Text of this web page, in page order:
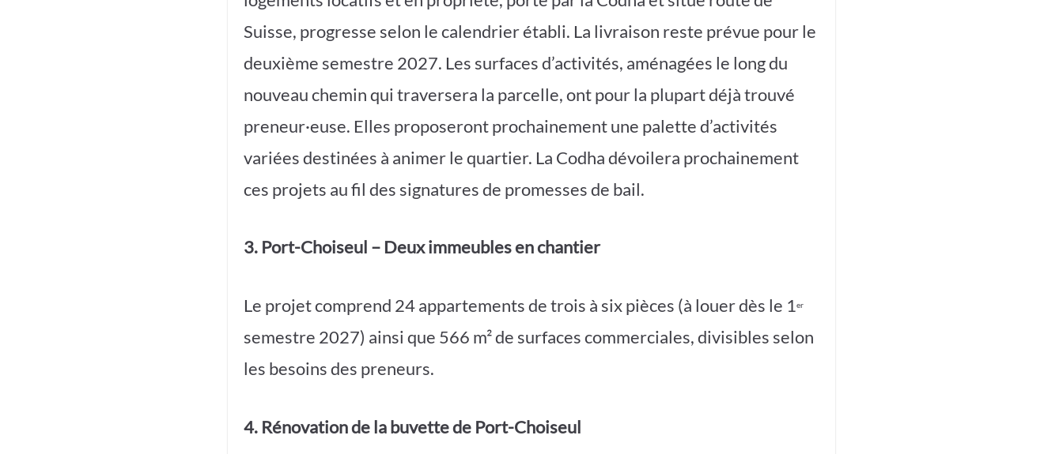
Suisse, progresse selon le calendrier établi. La livraison reste prévue pour le
deuxième semestre 2027. Les surfaces d’activités, aménagées le long du
nouveau chemin qui traversera la parcelle, ont pour la plupart déjà trouvé
preneur·euse. Elles proposeront prochainement une palette d’activités
variées destinées à animer le quartier. La Codha dévoilera prochainement
ces projets au fil des signatures de promesses de bail.
3. Port-Choiseul – Deux immeubles en chantier
Le projet comprend 24 appartements de trois à six pièces (à louer dès le 1er
semestre 2027) ainsi que 566 m² de surfaces commerciales, divisibles selon
les besoins des preneurs.
4. Rénovation de la buvette de Port-Choiseul